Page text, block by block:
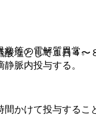
等の電解質異常。
塩として１日４〜
脈内投与する。
かけて投与するこ